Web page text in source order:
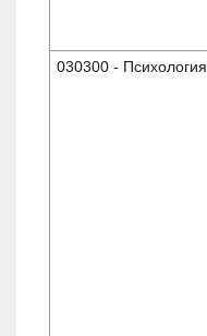
030300 - Психология